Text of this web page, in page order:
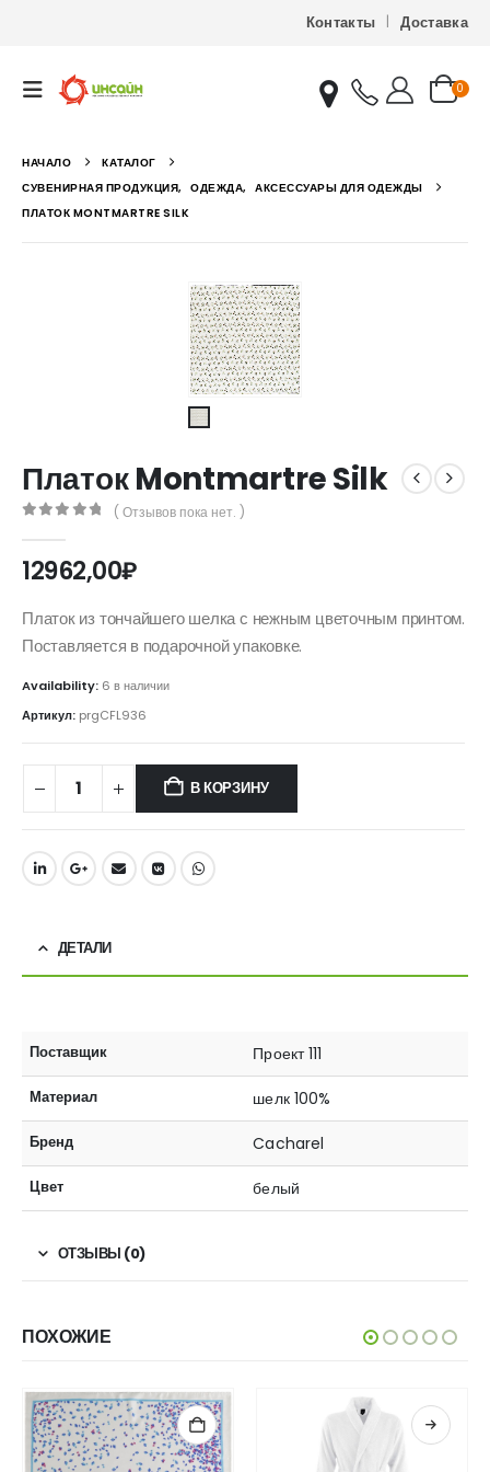
Контакты Доставка
0
НАЧАЛО
КАТАЛОГ
СУВЕНИРНАЯ ПРОДУКЦИЯ, ОДЕЖДА, АКСЕССУАРЫ ДЛЯ ОДЕЖДЫ
ПЛАТОК MONTMARTRE SILK
Платок Montmartre Silk
( Отзывов пока нет. )
12962,00₽
Платок из тончайшего шелка с нежным цветочным принтом.
Поставляется в подарочной упаковке.
Availability: 6 в наличии
Артикул: prgCFL936
В КОРЗИНУ
ДЕТАЛИ
Поставщик Проект 111
Материал шелк 100%
Бренд Cacharel
Цвет белый
ОТЗЫВЫ (0)
ПОХОЖИЕ